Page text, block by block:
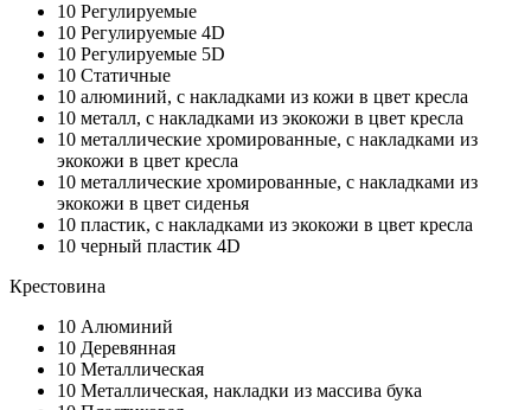
10 Регулируемые
10 Регулируемые 4D
10 Регулируемые 5D
10 Статичные
10 алюминий, с накладками из кожи в цвет кресла
10 металл, с накладками из экокожи в цвет кресла
10 металлические хромированные, с накладками из
экокожи в цвет кресла
10 металлические хромированные, с накладками из
экокожи в цвет сиденья
10 пластик, с накладками из экокожи в цвет кресла
10 черный пластик 4D
Крестовина
10 Алюминий
10 Деревянная
10 Металлическая
10 Металлическая, накладки из массива бука